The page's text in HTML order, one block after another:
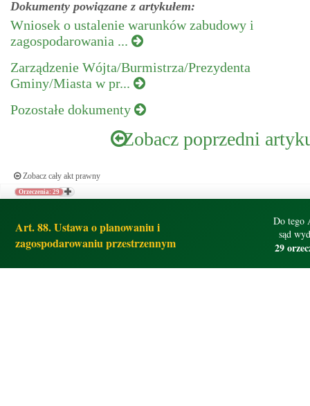
Dokumenty powiązane z artykułem:
Wniosek o ustalenie warunków zabudowy i
zagospodarowania ...
Zarządzenie Wójta/Burmistrza/Prezydenta
Gminy/Miasta w pr...
Pozostałe dokumenty
Zobacz poprzedni
Zobacz cały akt prawny
Orzeczenia: 29
Art. 88. Ustawa o planowaniu i
zagospodarowaniu przestrzennym
Do tego
sąd
29